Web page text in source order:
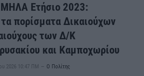
Ετήσιο 2023:
πορίσματα Δικαιούχων
των Δ/Κ
και Καμποχωρίου
2026 10:47 ΠΜ Ο Πολίτης